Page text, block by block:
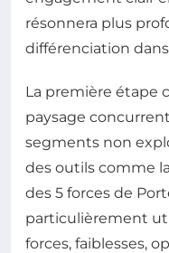
résonnera plus
différenciation
La première étape
paysage
segments non
des outils comme
des 5 forces de
particulièrement
forces, faiblesses,